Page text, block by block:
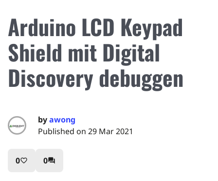
Arduino LCD Keypad
Shield mit Digital
Discovery debuggen
byawong
Published on 29 Mar 2021
0favorite_border 0question_answer